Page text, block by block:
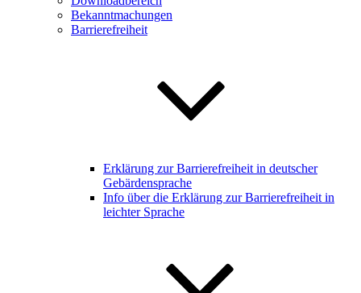
Bekanntmachungen
Barrierefreiheit
Erklärung zur Barrierefreiheit in deutscher
Gebärdensprache
Info über die Erklärung zur Barrierefreiheit in
leichter Sprache